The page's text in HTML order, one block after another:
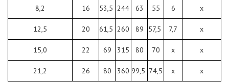
8,2 16 53,5 244 63 55 6 х
12,5 20 61,5 260 89 57,5 7,7 х
15,0 22 69 315 80 70 х х
21,2 26 80 360 99,5 74,5 х х